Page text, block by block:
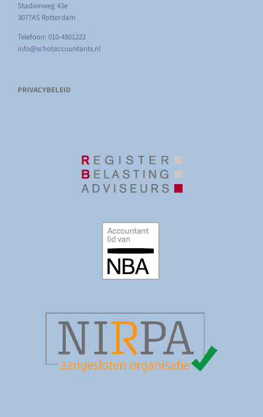
Stadionweg 43e
3077AS Rotterdam
Telefoon: 010-4801222
info@schotaccountants.nl
PRIVACYBELEID